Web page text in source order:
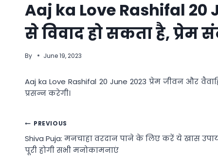
Aaj ka Love Rashifal 20
से विवाद हो सकता है, प्रेम
By June 19, 2023
Aaj ka Love Rashifal 20 June 2023 प्रेम जीवन और
प्रसन्न करेगी।
Post
navigation
PREVIOUS
Shiva Puja: मनचाहा वरदान पाने के लिए करें ये खास
पूरी होगी सभी मनोकामनाएं